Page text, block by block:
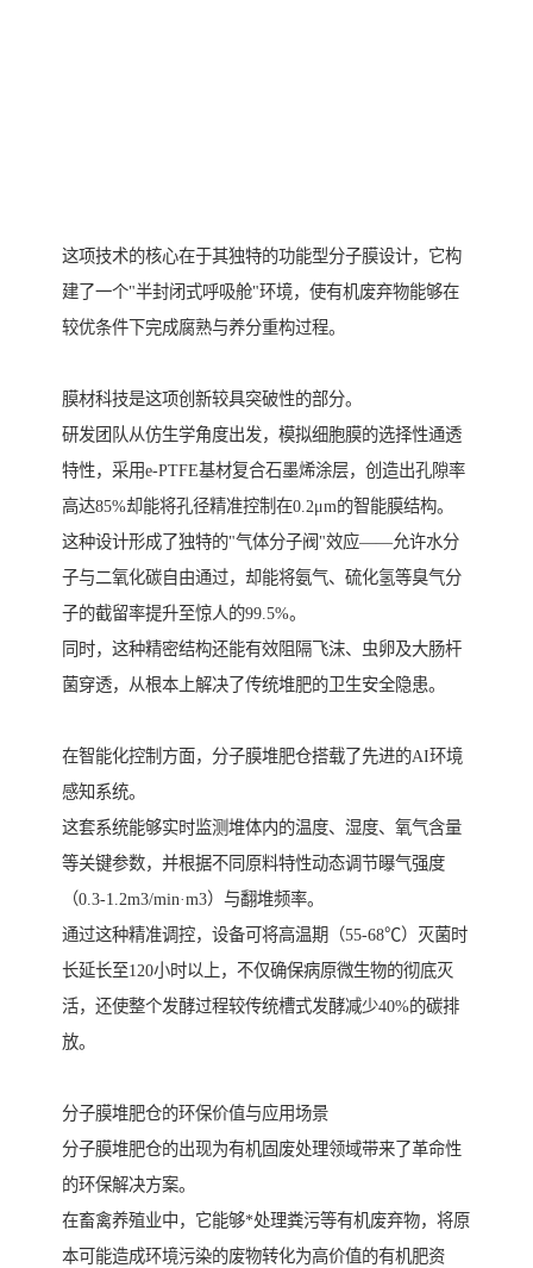
这项技术的核心在于其独特的功能型分子膜设计，它构
建了一个"半封闭式呼吸舱"环境，使有机废弃物能够在
较优条件下完成腐熟与养分重构过程。
膜材科技是这项创新较具突破性的部分。
研发团队从仿生学角度出发，模拟细胞膜的选择性通透
特性，采用e-PTFE基材复合石墨烯涂层，创造出孔隙率
高达85%却能将孔径精准控制在0.2μm的智能膜结构。
这种设计形成了独特的"气体分子阀"效应——允许水分
子与二氧化碳自由通过，却能将氨气、硫化氢等臭气分
子的截留率提升至惊人的99.5%。
同时，这种精密结构还能有效阻隔飞沫、虫卵及大肠杆
菌穿透，从根本上解决了传统堆肥的卫生安全隐患。
在智能化控制方面，分子膜堆肥仓搭载了先进的AI环境
感知系统。
这套系统能够实时监测堆体内的温度、湿度、氧气含量
等关键参数，并根据不同原料特性动态调节曝气强度
（0.3-1.2m3/min·m3）与翻堆频率。
通过这种精准调控，设备可将高温期（55-68℃）灭菌时
长延长至120小时以上，不仅确保病原微生物的彻底灭
活，还使整个发酵过程较传统槽式发酵减少40%的碳排
放。
分子膜堆肥仓的环保价值与应用场景
分子膜堆肥仓的出现为有机固废处理领域带来了革命性
的环保解决方案。
在畜禽养殖业中，它能够*处理粪污等有机废弃物，将原
本可能造成环境污染的废物转化为高价值的有机肥资